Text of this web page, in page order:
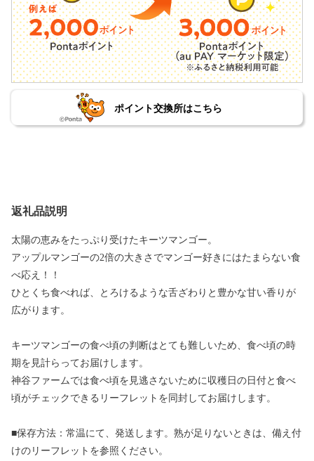
ポイント交換所はこちら
返礼品説明
太陽の恵みをたっぷり受けたキーツマンゴー。
アップルマンゴーの2倍の大きさでマンゴー好きにはたまらない食
べ応え！！
ひとくち食べれば、とろけるような舌ざわりと豊かな甘い香りが
広がります。
キーツマンゴーの食べ頃の判断はとても難しいため、食べ頃の時
期を見計らってお届けします。
神谷ファームでは食べ頃を見逃さないために収穫日の日付と食べ
頃がチェックできるリーフレットを同封してお届けします。
■保存方法：常温にて、発送します。熟が足りないときは、備え付
けのリーフレットを参照ください。